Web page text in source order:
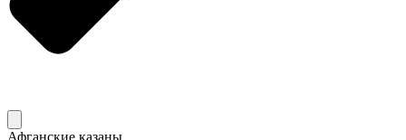
Афганские казаны